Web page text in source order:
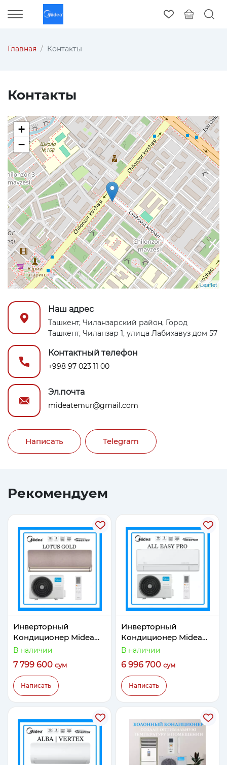
Главная Контакты
Контакты
+
−
Leaflet
Наш адрес
Ташкент, Чиланзарский район, Город
Ташкент, Чиланзар 1, улица Лабихавуз дом 57
Контактный телефон
+998 97 023 11 00
Эл.почта
mideatemur@gmail.com
Написать Telegram
Рекомендуем
Инверторный
Кондиционер Midea
Модель LOTUS Gold 9
Quattro Inverter
В наличии
7 799 600 сум
Написать
Инверторный
Кондиционер Midea
Модель ALL EASY PRO
9 Inverter
В наличии
6 996 700 сум
Написать